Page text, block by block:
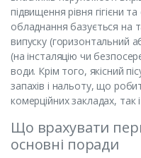
підвищення рівня гігієни
обладнання базується на
випуску (горизонтальний
(на інсталяцію чи
води. Крім того, якісний
запахів і нальоту, що
комерційних закладах, так
Що врахувати
основні поради